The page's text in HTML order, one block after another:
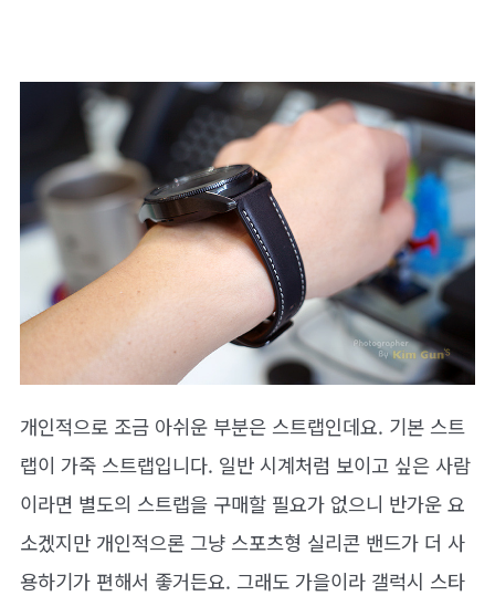
개인적으로 조금 아쉬운 부분은 스트랩인데요. 기본 스트
랩이 가죽 스트랩입니다. 일반 시계처럼 보이고 싶은 사람
이라면 별도의 스트랩을 구매할 필요가 없으니 반가운 요
소겠지만 개인적으론 그냥 스포츠형 실리콘 밴드가 더 사
용하기가 편해서 좋거든요. 그래도 가을이라 갤럭시 스타